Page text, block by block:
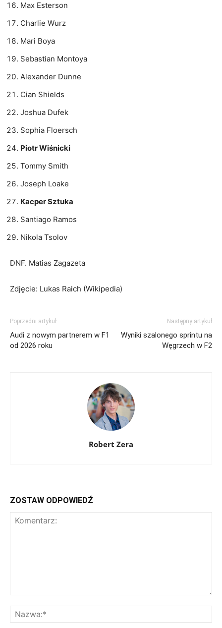
Max Esterson
Charlie Wurz
Mari Boya
Sebastian Montoya
Alexander Dunne
Cian Shields
Joshua Dufek
Sophia Floersch
Piotr Wiśnicki
Tommy Smith
Joseph Loake
Kacper Sztuka
Santiago Ramos
Nikola Tsolov
DNF. Matias Zagazeta
Zdjęcie: Lukas Raich (Wikipedia)
Poprzedni artykuł
Audi z nowym partnerem w F1
od 2026 roku
Następny artykuł
Wyniki szalonego sprintu na
Węgrzech w F2
Robert Zera
ZOSTAW ODPOWIEDŹ